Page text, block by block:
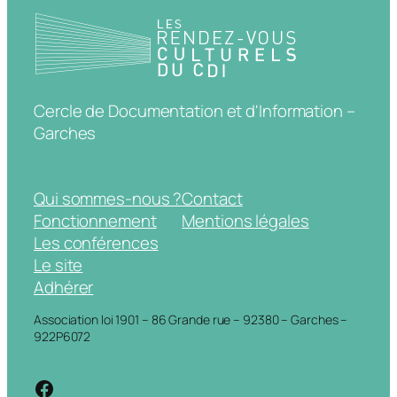
Cercle de Documentation et d'Information –
Garches
Qui sommes-nous ?
Fonctionnement
Les conférences
Le site
Adhérer
Contact
Mentions légales
Association loi 1901 – 86 Grande rue – 92380 – Garches –
922P6072
https://www.facebook.com/